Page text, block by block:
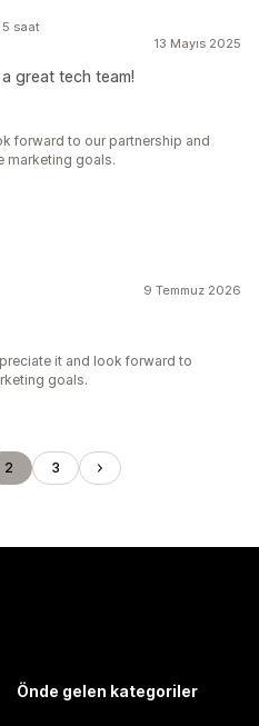
13 Mayıs 2025
great tech team!
5 saat
forward to our partnership and
marketing goals.
9 Temmuz 2026
it and look forward to
goals.
2 3
Önde gelen kategoriler